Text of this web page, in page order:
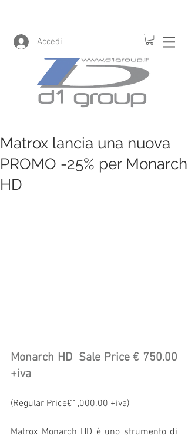
Accedi
Matrox lancia una nuova
PROMO -25% per Monarch
HD
Monarch HD  Sale Price € 750.00
+iva
(Regular Price€1,000.00 +iva)
Matrox Monarch HD è uno strumento di